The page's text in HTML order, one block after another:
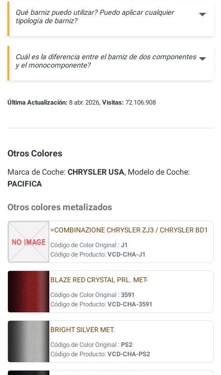
Qué barniz puedo utilizar? Puedo aplicar cualquier
tipología de barniz?
Cuál es la diferencia entre el barniz de dos componentes
y el monocomponente?
Última Actualización: 8 abr. 2026, Visitas: 72.106.908
Otros Colores
Marca de Coche: CHRYSLER USA, Modelo de Coche:
PACIFICA
Otros colores metalizados
=COMBINAZIONE CHRYSLER ZJ3 / CHRYSLER BD1
Código de Color Original : J1
Código de Producto: VCD-CHA-J1
BLAZE RED CRYSTAL PRL. MET-
Código de Color Original : 3591
Código de Producto: VCD-CHA-3591
BRIGHT SILVER MET.
Código de Color Original : PS2
Código de Producto: VCD-CHA-PS2